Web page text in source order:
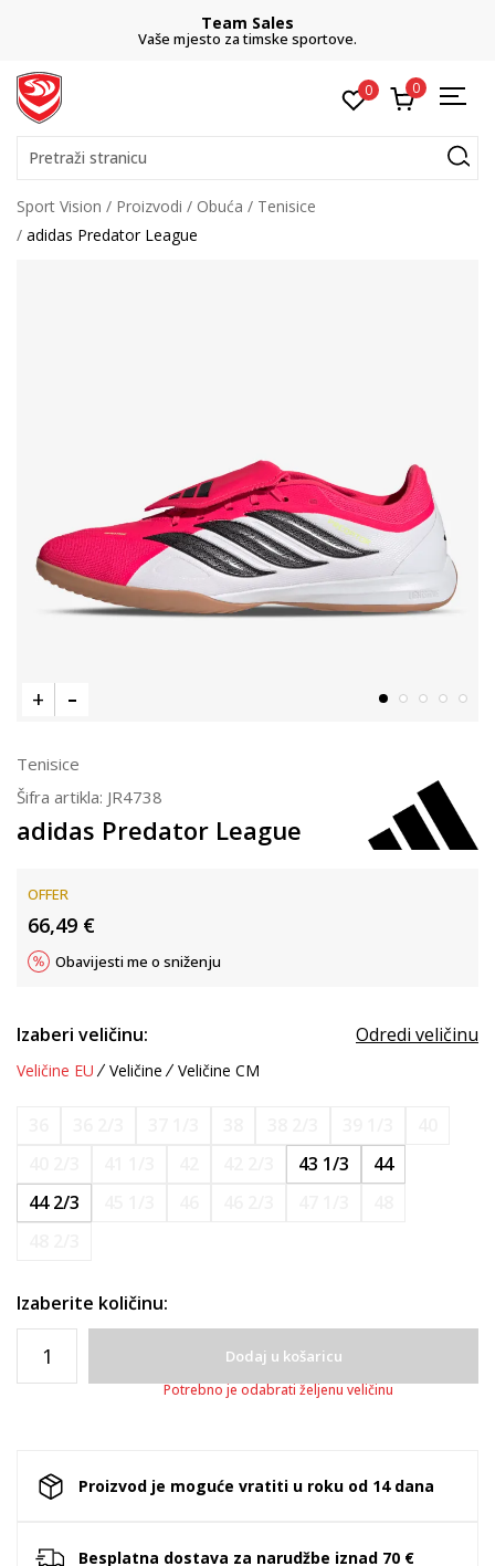
Team Sales
Vaše mjesto za timske sportove.
0 0
Pretraži stranicu
Sport Vision Proizvodi Obuća
Tenisice
adidas Predator League
Tenisice
Šifra artikla: JR4738
adidas Predator League
OFFER
66,49 €
Obavijesti me o sniženju
Izaberi veličinu: Odredi veličinu
Veličine EU Veličine Veličine CM
43 1/3
44
44 2/3
Izaberite količinu:
Dodaj u košaricu
Potrebno je odabrati željenu veličinu
Proizvod je moguće vratiti u roku od 14 dana
Besplatna dostava za narudžbe iznad 70 €